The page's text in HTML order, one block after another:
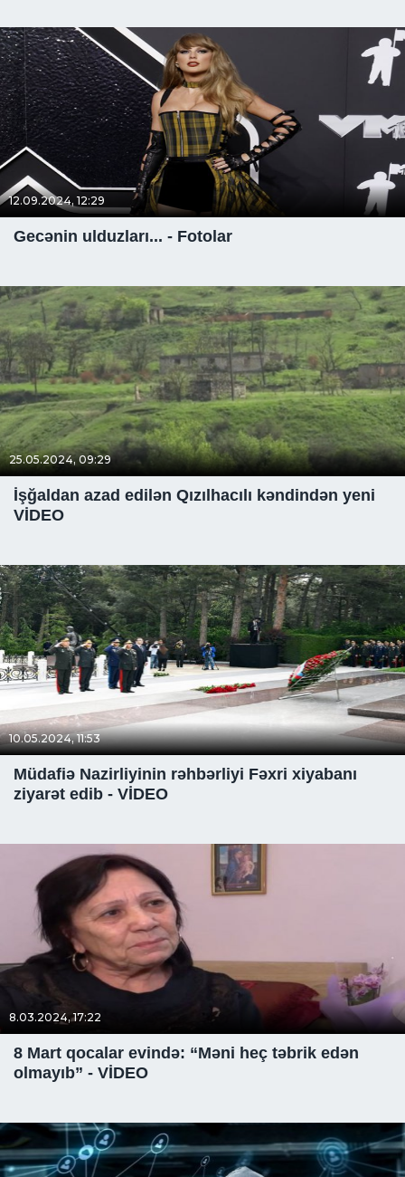
12.09.2024, 12:29
Gecənin ulduzları... - Fotolar
25.05.2024, 09:29
İşğaldan azad edilən Qızılhacılı kəndindən yeni
VİDEO
10.05.2024, 11:53
Müdafiə Nazirliyinin rəhbərliyi Fəxri xiyabanı
ziyarət edib - VİDEO
8.03.2024, 17:22
8 Mart qocalar evində: “Məni heç təbrik edən
olmayıb” - VİDEO